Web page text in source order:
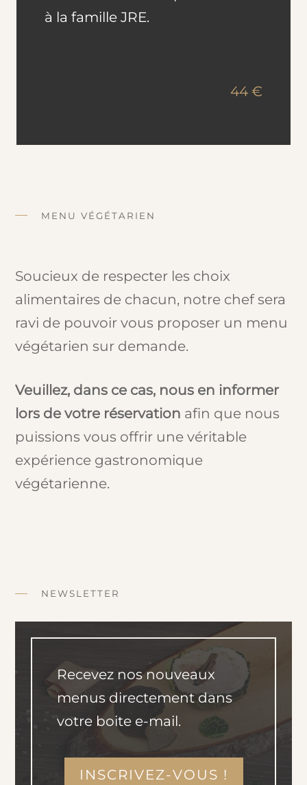
à la famille JRE.
44 €
MENU VÉGÉTARIEN
Soucieux de respecter les choix
alimentaires de chacun, notre chef sera
ravi de pouvoir vous proposer un menu
végétarien sur demande.
Veuillez, dans ce cas, nous en informer
lors de votre réservation afin que nous
puissions vous offrir une véritable
expérience gastronomique
végétarienne.
NEWSLETTER
Recevez nos nouveaux
menus directement dans
votre boite e-mail.
INSCRIVEZ-VOUS !